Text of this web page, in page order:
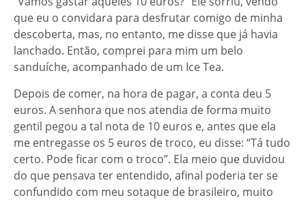
que eu o convidara para desfrutar comigo de minha
descoberta, mas, no entanto, me disse que já havia
lanchado. Então, comprei para mim um belo
sanduíche, acompanhado de um Ice Tea.
Depois de comer, na hora de pagar, a conta deu 5
euros. A senhora que nos atendia de forma muito
gentil pegou a tal nota de 10 euros e, antes que ela
me entregasse os 5 euros de troco, eu disse: “Tá tudo
certo. Pode ficar com o troco”. Ela meio que duvidou
do que pensava ter entendido, afinal poderia ter se
confundido com meu sotaque de brasileiro, muito